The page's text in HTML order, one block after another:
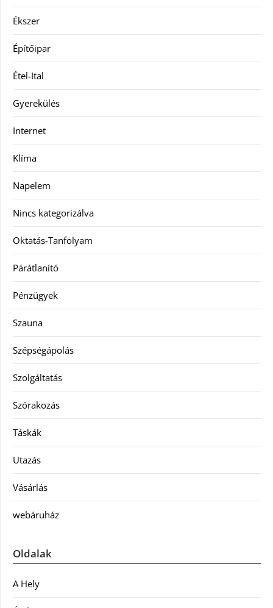
Ékszer
Építőipar
Étel-Ital
Gyerekülés
Internet
Klíma
Napelem
Nincs kategorizálva
Oktatás-Tanfolyam
Párátlanító
Pénzügyek
Szauna
Szépségápolás
Szolgáltatás
Szórakozás
Táskák
Utazás
Vásárlás
webáruház
Oldalak
A Hely